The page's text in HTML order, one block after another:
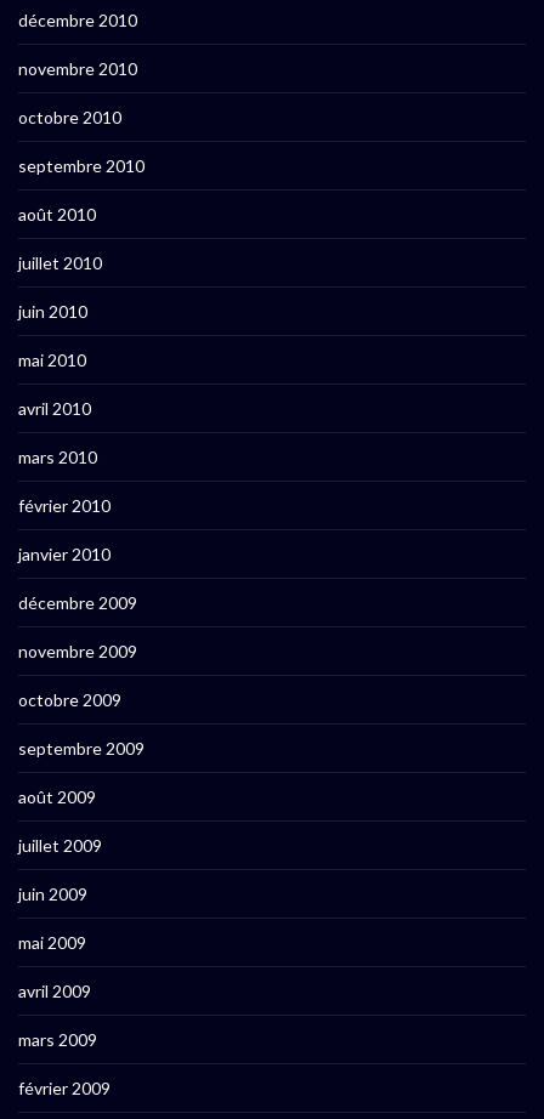
décembre 2010
novembre 2010
octobre 2010
septembre 2010
août 2010
juillet 2010
juin 2010
mai 2010
avril 2010
mars 2010
février 2010
janvier 2010
décembre 2009
novembre 2009
octobre 2009
septembre 2009
août 2009
juillet 2009
juin 2009
mai 2009
avril 2009
mars 2009
février 2009